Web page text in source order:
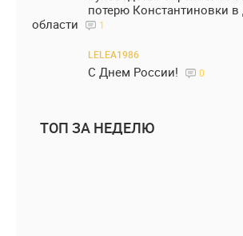
потерю Константиновки
области
1
LELEA1986
С Днем России! 0
ТОП ЗА НЕДЕЛЮ